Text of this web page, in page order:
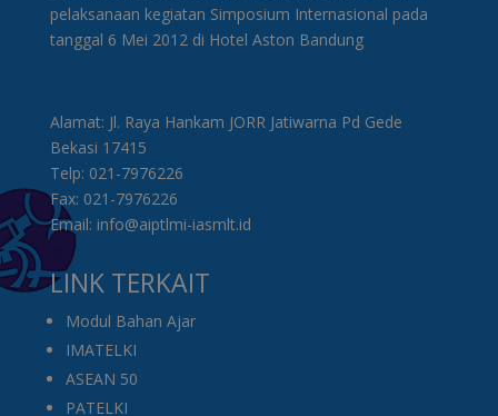
pelaksanaan kegiatan Simposium Internasional pada
tanggal 6 Mei 2012 di Hotel Aston Bandung
Alamat: Jl. Raya Hankam JORR Jatiwarna Pd Gede
Bekasi 17415
Telp: 021-7976226
Fax: 021-7976226
Email: info@aiptlmi-iasmlt.id
LINK TERKAIT
Modul Bahan Ajar
IMATELKI
ASEAN 50
PATELKI